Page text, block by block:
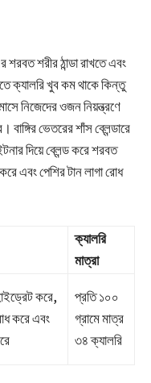
শরীর ঠান্ডা রাখতে এবং
ক্যালরি খুব কম থাকে কিন্তু
নিজেদের ওজন নিয়ন্ত্রণে
বাঙ্গির ভেতরের শাঁস ব্লেন্ডারে
দিয়ে ব্লেন্ড করে শরবত
এবং পেশির টান লাগা রোধ
ক্যালরি
মাত্রা
করে,
করে এবং
প্রতি ১০০
গ্রামে মাত্র
৩৪ ক্যালরি